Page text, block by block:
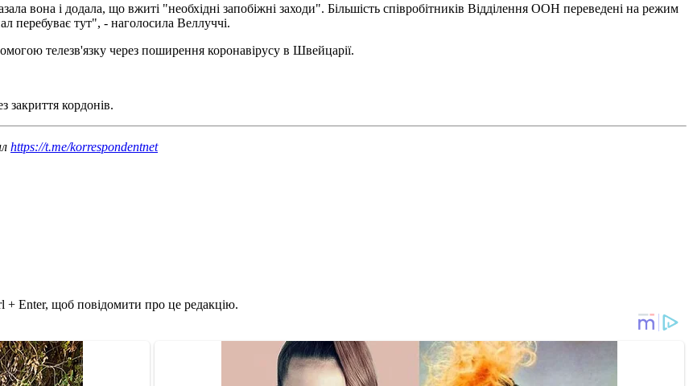
вона і додала, що вжиті "необхідні запобіжні заходи". Більшість співробітників Відділення ООН переведені на режим
тут", - наголосила Веллуччі.
телезв'язку через поширення коронавірусу в Швейцарії.
закриття кордонів.
https://t.me/korrespondentnet
+ Enter, щоб повідомити про це редакцію.